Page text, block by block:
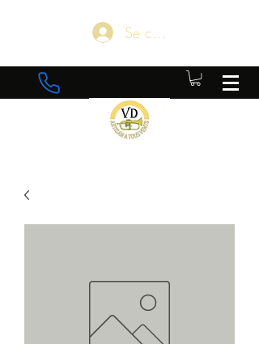
Se connecter